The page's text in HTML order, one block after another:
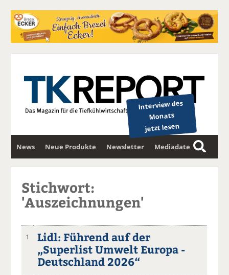
Interview des
Monats
jetzt lesen
News Neue Produkte Newsletter Mediadaten
S
u
Stichwort:
'Auszeichnungen'
1
Lidl: Führend auf der
„Superlist Umwelt Europa -
Deutschland 2026“